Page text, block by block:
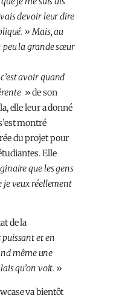
devoir leur dire
» Mais, au
peu la grande sœur
c’est avoir quand
» de son
elle leur a donné
montré
du projet pour
Elle
que les gens
je veux réellement
de la
puissant et en
même une
qu’on voit. »
va bientôt